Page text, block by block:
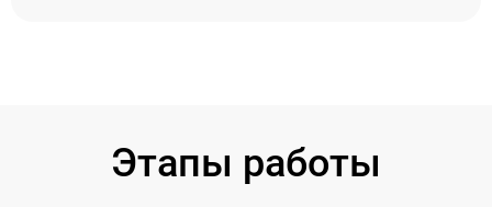
Этапы работы